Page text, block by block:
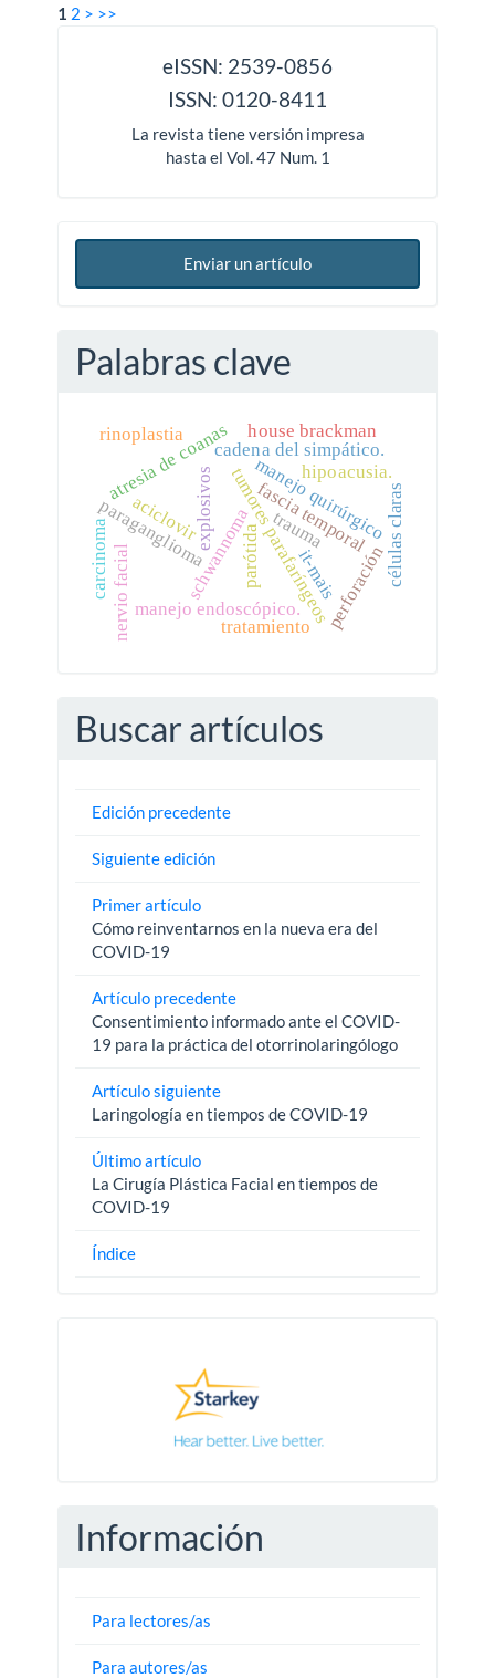
1 2 > >>
eISSN: 2539-0856
ISSN: 0120-8411
La revista tiene versión impresa
hasta el Vol. 47 Num. 1
Enviar un artículo
Palabras clave
schwannoma
paraganglioma tumores parafaríngeos
cadena del simpático.
atresia de coanas manejo quirúrgico
manejo endoscópico. perforación
trauma
explosivos hipoacusia.
fascia temporal
tratamiento
house brackman
aciclovir
carcinoma células claras
parótida
nervio facial it-mais
rinoplastia
Buscar artículos
Edición precedente
Siguiente edición
Primer artículo
Cómo reinventarnos en la nueva era del
COVID-19
Artículo precedente
Consentimiento informado ante el COVID-
19 para la práctica del otorrinolaringólogo
Artículo siguiente
Laringología en tiempos de COVID-19
Último artículo
La Cirugía Plástica Facial en tiempos de
COVID-19
Índice
Información
Para lectores/as
Para autores/as